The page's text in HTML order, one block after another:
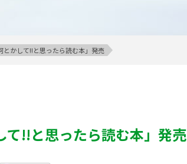
とかして!!と思ったら読む本」発売
て!!と思ったら読む本」発売